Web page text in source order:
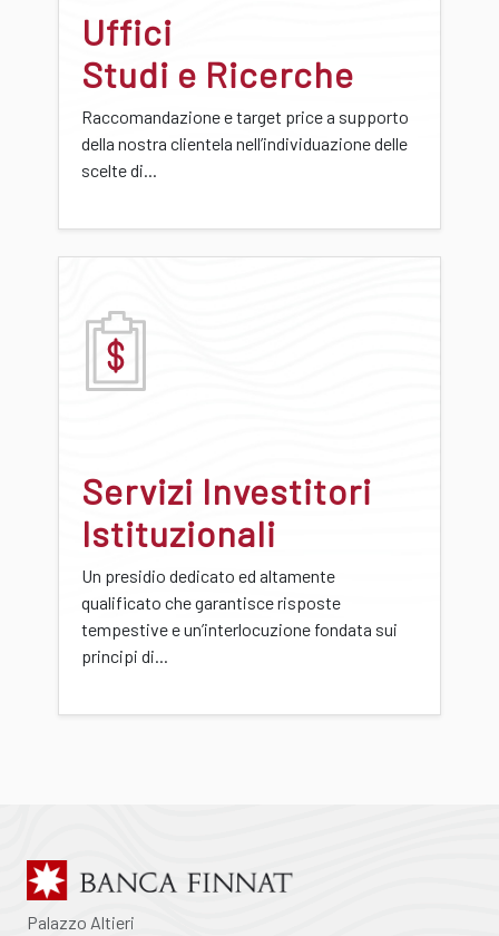
Uffici
Studi e Ricerche
Raccomandazione e target price a supporto
della nostra clientela nell’individuazione delle
scelte di...
Servizi Investitori
Istituzionali
Un presidio dedicato ed altamente
qualificato che garantisce risposte
tempestive e un’interlocuzione fondata sui
principi di...
Palazzo Altieri